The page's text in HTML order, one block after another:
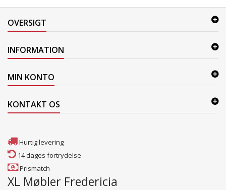
OVERSIGT
INFORMATION
MIN KONTO
KONTAKT OS
Hurtig levering
14 dages fortrydelse
Prismatch
XL Møbler Fredericia